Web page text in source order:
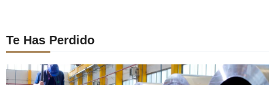
Te Has Perdido